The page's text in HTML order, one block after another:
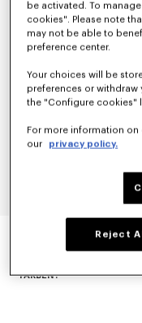
FARBEN :
be activated. To
cookies". Please note
may not be able to
preference center.
Your choices will be
preferences or withdraw
the "Configure cookies"
For more information
our
privacy policy.
Reject